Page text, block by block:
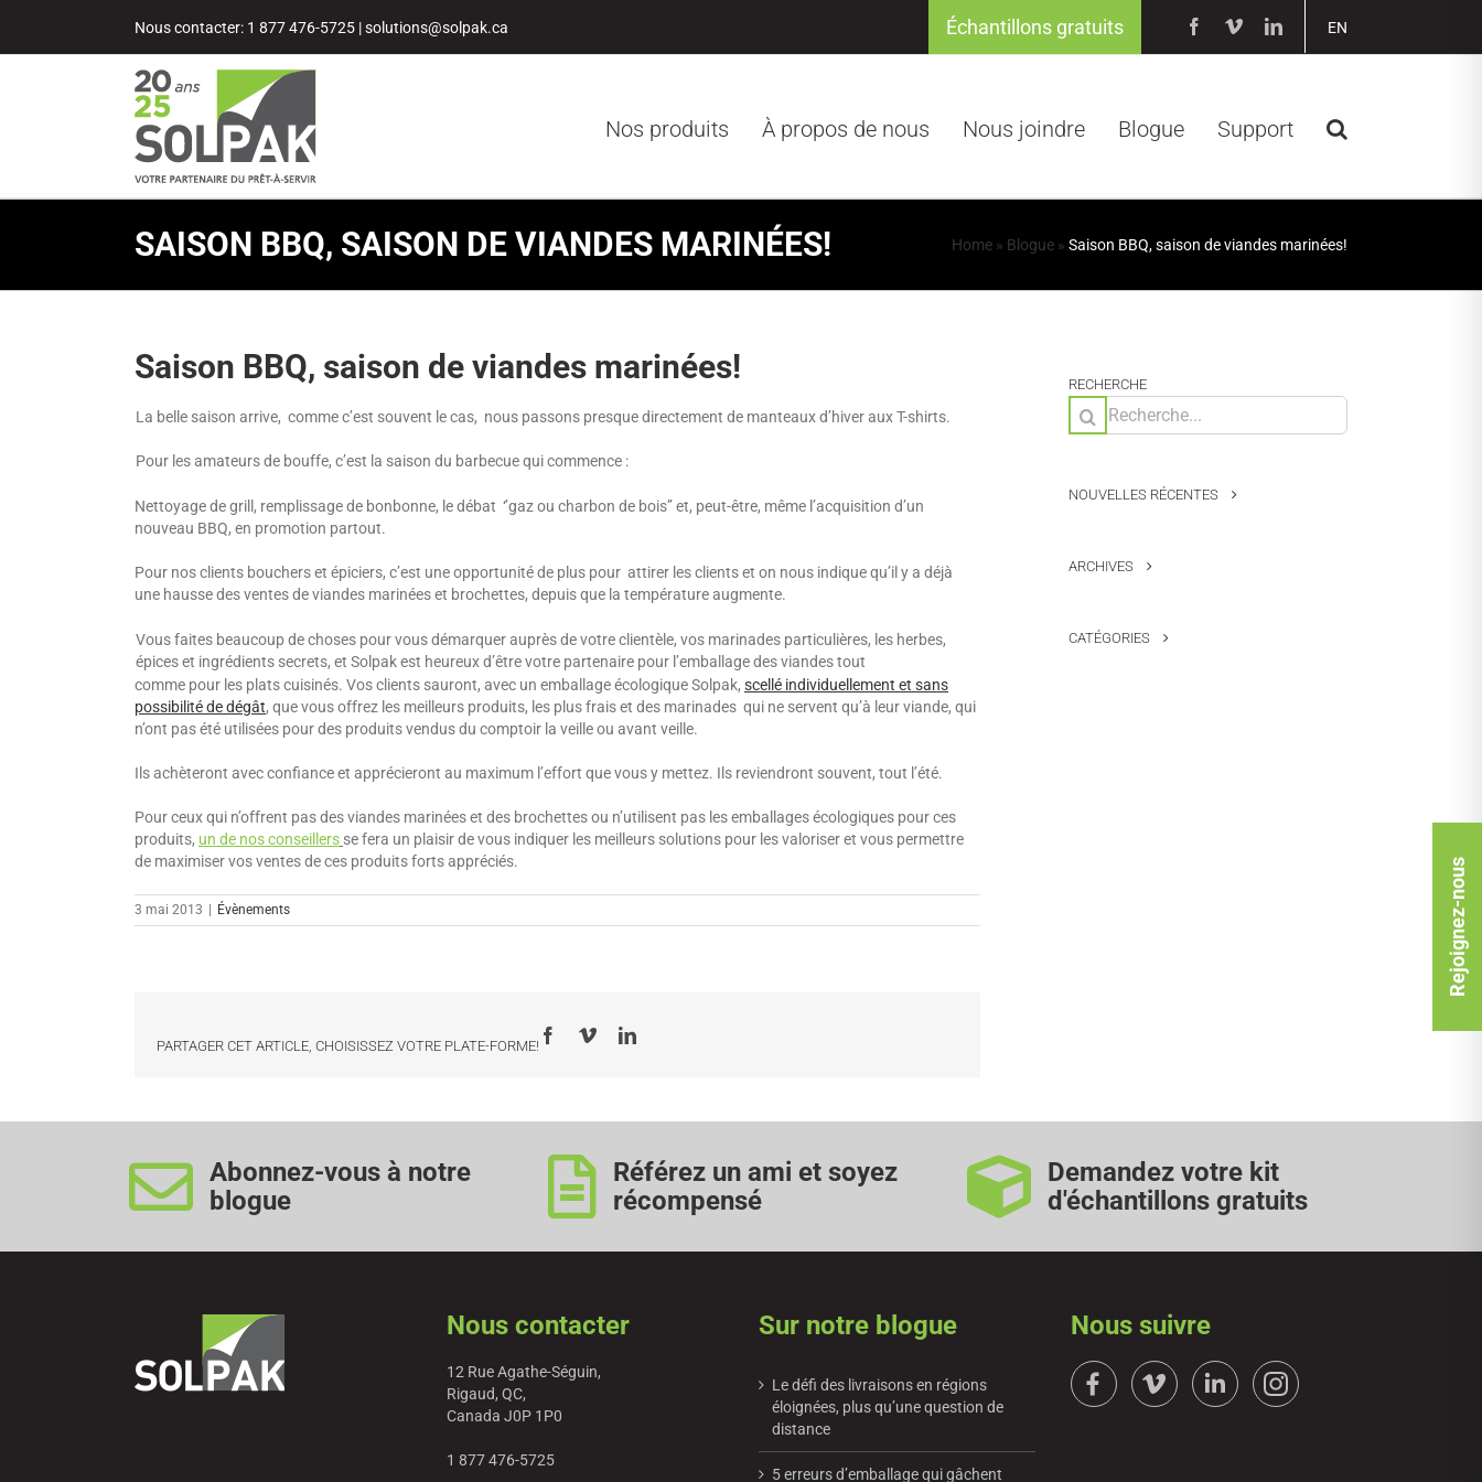
contenu
Nous contacter: 1 877 476-5725 |solutions@solpak.ca EN
Facebook
VimeoLinkedIn
Échantillons gratuits
Nos produits À propos de nous Nous joindre Blogue Support
SAISON BBQ, SAISON DE VIANDES MARINÉES! Home » Blogue » Saison BBQ, saison de viandes marinées!
Saison BBQ, saison de viandes marinées!
La belle saison arrive, comme c’est souvent le cas, nous passons presque directement de manteaux d’hiver aux T-shirts.
Pour les amateurs de bouffe, c’est la saison du barbecue qui commence :
Nettoyage de grill, remplissage de bonbonne, le débat ‘’gaz ou charbon de bois’’ et, peut-être, même l’acquisition d’un
nouveau BBQ, en promotion partout.
Pour nos clients bouchers et épiciers, c’est une opportunité de plus pour attirer les clients et on nous indique qu’il y a déjà
une hausse des ventes de viandes marinées et brochettes, depuis que la température augmente.
Vous faites beaucoup de choses pour vous démarquer auprès de votre clientèle, vos marinades particulières, les herbes,
épices et ingrédients secrets, et Solpak est heureux d’être votre partenaire pour l’emballage des viandes tout
comme pour les plats cuisinés. Vos clients sauront, avec un emballage écologique Solpak, scellé individuellement et sans
possibilité de dégât, que vous offrez les meilleurs produits, les plus frais et des marinades qui ne servent qu’à leur viande, qui
n’ont pas été utilisées pour des produits vendus du comptoir la veille ou avant veille.
Ils achèteront avec confiance et apprécieront au maximum l’effort que vous y mettez. Ils reviendront souvent, tout l’été.
Pour ceux qui n’offrent pas des viandes marinées et des brochettes ou n’utilisent pas les emballages écologiques pour ces
produits, un de nos conseillers se fera un plaisir de vous indiquer les meilleurs solutions pour les valoriser et vous permettre
de maximiser vos ventes de ces produits forts appréciés.
3 mai 2013 Évènements
PARTAGER CET ARTICLE, CHOISISSEZ VOTRE PLATE-FORME!
Facebook
VimeoLinkedIn
RECHERCHE
Rechercher:
NOUVELLES RÉCENTES
ARCHIVES
CATÉGORIES
Rejoignez-nous
Abonnez-vous à notre
blogue
Référez un ami et soyez
récompensé
Demandez votre kit
d'échantillons gratuits
Nous contacter
12 Rue Agathe-Séguin,
Rigaud, QC,
Canada J0P 1P0
1 877 476-5725
Sur notre blogue
Le défi des livraisons en régions
éloignées, plus qu’une question de
distance
5 erreurs d’emballage qui gâchent
Nous suivre